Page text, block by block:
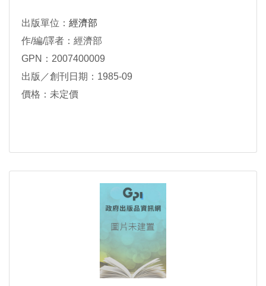
出版單位： 經濟部
作/編/譯者：經濟部
GPN：2007400009
出版／創刊日期：1985-09
價格：未定價